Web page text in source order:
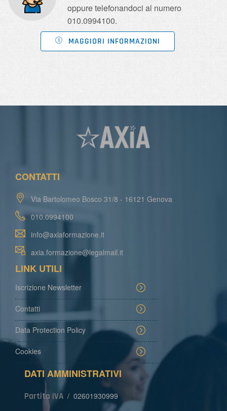
oppure telefonandoci al numero
010.0994100.
MAGGIORI INFORMAZIONI
CONTATTI
Via Bartolomeo Bosco 31/8 - 16121 Genova
010.0994100
info@axiaformazione.it
axia.formazione@legalmail.it
LINK UTILI
Iscrizione Newsletter
Contatti
Data Protection Policy
Cookies
DATI AMMINISTRATIVI
Partita IVA / 02601930999